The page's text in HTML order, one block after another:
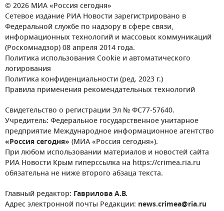
© 2026 МИА «Россия сегодня»
Сетевое издание РИА Новости зарегистрировано в
Федеральной службе по надзору в сфере связи,
информационных технологий и массовых коммуникаций
(Роскомнадзор) 08 апреля 2014 года.
Политика использования Cookie и автоматического
логирования
Политика конфиденциальности (ред. 2023 г.)
Правила применения рекомендательных технологий
Свидетельство о регистрации Эл № ФС77-57640.
Учредитель: Федеральное государственное унитарное
предприятие Международное информационное агентство
«Россия сегодня» (МИА «Россия сегодня»).
При любом использовании материалов и новостей сайта
РИА Новости Крым гиперссылка на https://crimea.ria.ru
обязательна не ниже второго абзаца текста.
Главный редактор: Гаврилова А.В.
Адрес электронной почты Редакции: news.crimea@ria.ru